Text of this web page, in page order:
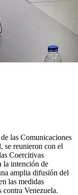
las Comunicaciones
se reunieron con el
Coercitivas
la intención de
amplia difusión del
las medidas
contra Venezuela.